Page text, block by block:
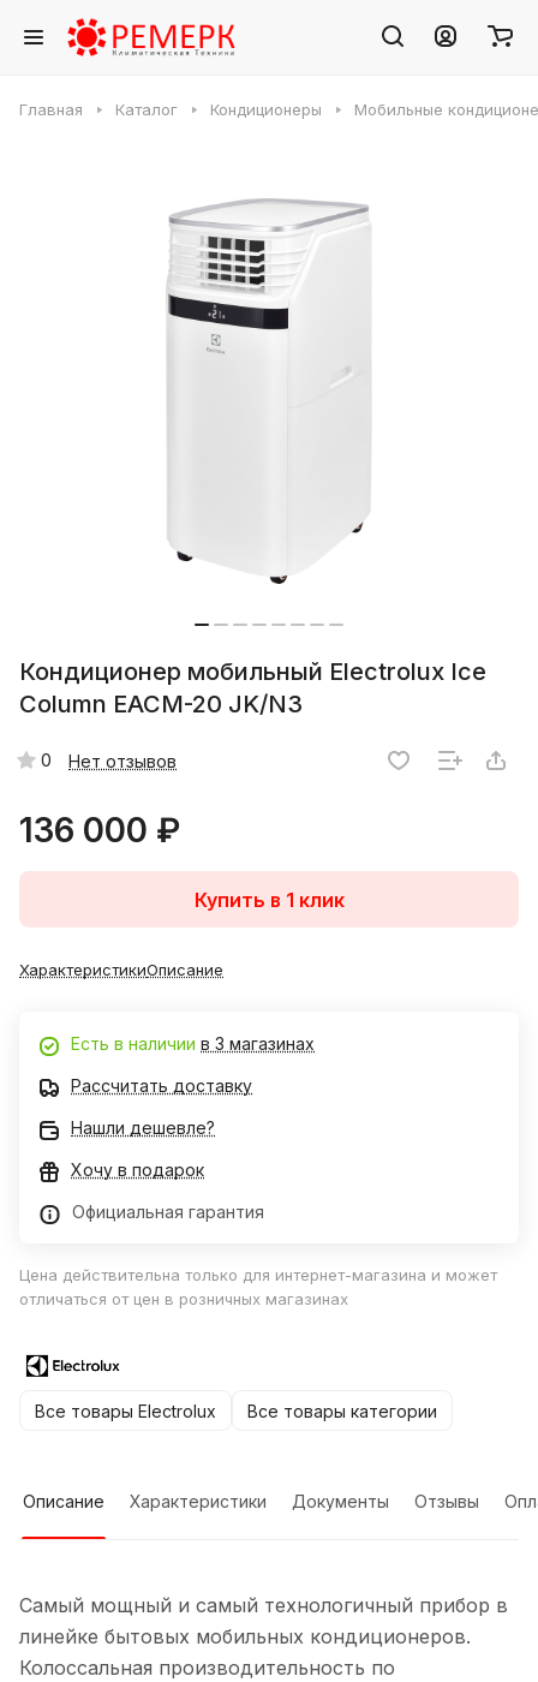
Главная Каталог Кондиционеры Мобильные
Кондиционер мобильный Electrolux Ice
Column EACM-20 JK/N3
0 Нет отзывов
136 000 ₽
Купить в 1 клик
ХарактеристикиОписание
Есть в наличии в 3 магазинах
Рассчитать доставку
Нашли дешевле?
Хочу в подарок
Официальная гарантия
Цена действительна только для интернет-магазина и может
отличаться от цен в розничных магазинах
Все товары Electrolux Все товары категории
Описание Характеристики Документы Отзывы
Самый мощный и самый технологичный прибор в
линейке бытовых мобильных кондиционеров.
Колоссальная производительность по